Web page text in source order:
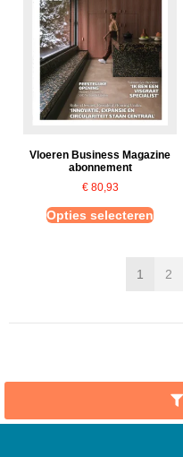
Vloeren Business Magazine
abonnement
€80,93
Opties selecteren
1 2